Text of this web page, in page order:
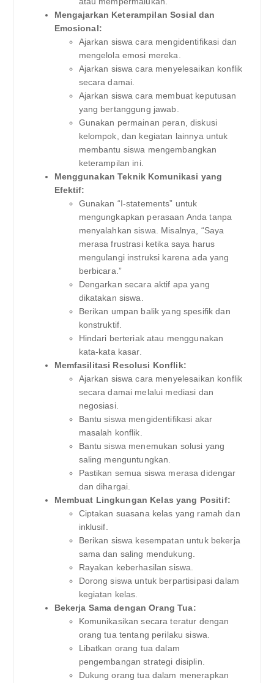
Mengajarkan Keterampilan Sosial dan
Emosional:
Ajarkan siswa cara mengidentifikasi dan
mengelola emosi mereka.
Ajarkan siswa cara menyelesaikan konflik
secara damai.
Ajarkan siswa cara membuat keputusan
yang bertanggung jawab.
Gunakan permainan peran, diskusi
kelompok, dan kegiatan lainnya untuk
membantu siswa mengembangkan
keterampilan ini.
Menggunakan Teknik Komunikasi yang
Efektif:
Gunakan “I-statements” untuk
mengungkapkan perasaan Anda tanpa
menyalahkan siswa. Misalnya, “Saya
merasa frustrasi ketika saya harus
mengulangi instruksi karena ada yang
berbicara.”
Dengarkan secara aktif apa yang
dikatakan siswa.
Berikan umpan balik yang spesifik dan
konstruktif.
Hindari berteriak atau menggunakan
kata-kata kasar.
Memfasilitasi Resolusi Konflik:
Ajarkan siswa cara menyelesaikan konflik
secara damai melalui mediasi dan
negosiasi.
Bantu siswa mengidentifikasi akar
masalah konflik.
Bantu siswa menemukan solusi yang
saling menguntungkan.
Pastikan semua siswa merasa didengar
dan dihargai.
Membuat Lingkungan Kelas yang Positif:
Ciptakan suasana kelas yang ramah dan
inklusif.
Berikan siswa kesempatan untuk bekerja
sama dan saling mendukung.
Rayakan keberhasilan siswa.
Dorong siswa untuk berpartisipasi dalam
kegiatan kelas.
Bekerja Sama dengan Orang Tua:
Komunikasikan secara teratur dengan
orang tua tentang perilaku siswa.
Libatkan orang tua dalam
pengembangan strategi disiplin.
Dukung orang tua dalam menerapkan